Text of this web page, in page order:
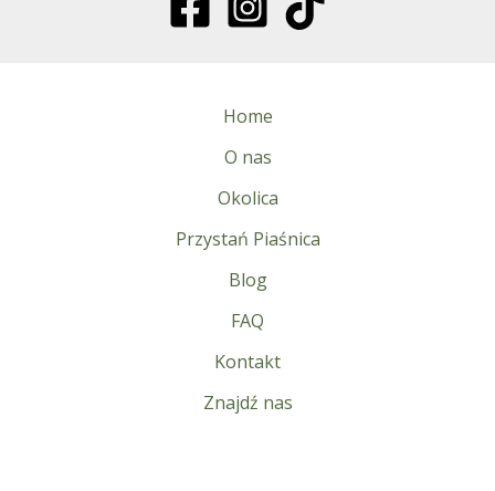
Home
O nas
Okolica
Przystań Piaśnica
Blog
FAQ
Kontakt
Znajdź nas